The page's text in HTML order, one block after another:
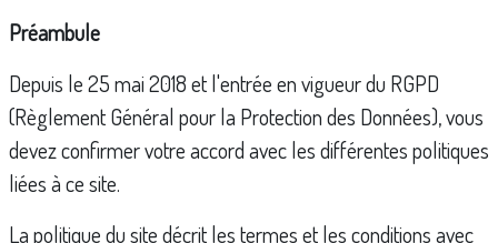
Préambule
Depuis le 25 mai 2018 et l'entrée en vigueur du RGPD
(Règlement Général pour la Protection des Données), vous
devez confirmer votre accord avec les différentes politiques
liées à ce site.
La politique du site décrit les termes et les conditions avec